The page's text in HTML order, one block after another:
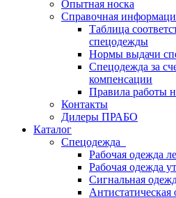
Опытная носка
Справочная
Таблица
спецодежды
Нормы выдачи
Спецодежда за
компенсации
Правила работы
Контакты
Дилеры ПРАБО
Каталог
Спецодежда
Рабочая одежда
Рабочая одежда
Сигнальная
Антистатическая